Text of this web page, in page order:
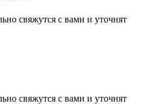
свяжутся с вами и уточнят
свяжутся с вами и уточнят